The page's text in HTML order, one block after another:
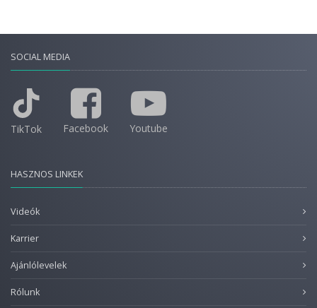
SOCIAL MEDIA
TikTok Facebook Youtube
HASZNOS LINKEK
Videók
Karrier
Ajánlólevelek
Rólunk